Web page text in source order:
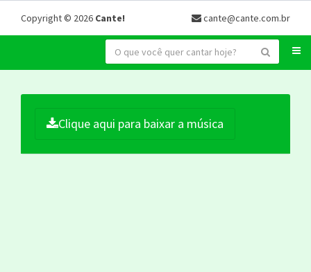
Copyright © 2026 Cante! cante@cante.com.br
Clique aqui para baixar a música